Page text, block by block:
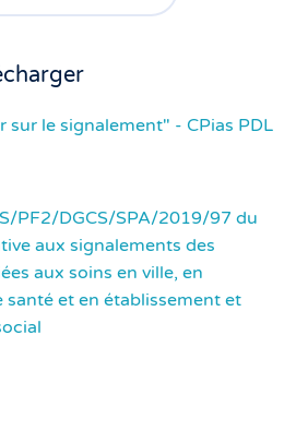
sur le signalement" - CPias PDL
PF2/DGCS/SPA/2019/97 du
aux signalements des
aux soins en ville, en
santé et en établissement et